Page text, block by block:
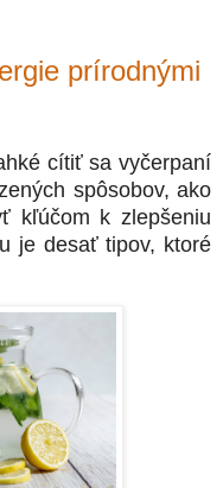
prírodnými
cítiť sa vyčerpaní
spôsobov, ako
kľúčom k zlepšeniu
je desať tipov, ktoré